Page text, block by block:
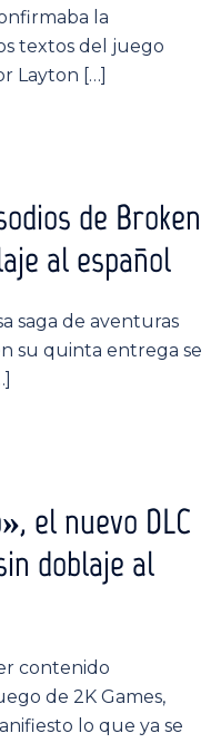
la
textos del juego
Layton […]
de Broken
al español
saga de aventuras
su quinta entrega se
el nuevo DLC
doblaje al
contenido
de 2K Games,
lo que ya se